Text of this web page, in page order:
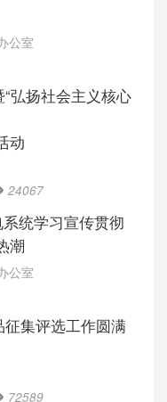
公室
弘扬社会主义核心
动
24067
统学习宣传贯彻
潮
公室
征集评选工作圆满
72589